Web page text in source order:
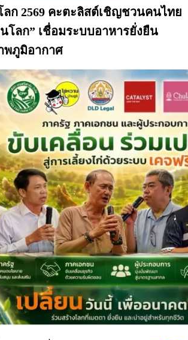
ลก 2569 คะตะลิสต์เชิญชวนคนไทย
โลก” เชื่อมระบบอาหารยั่งยืน
พภูมิอากาศ